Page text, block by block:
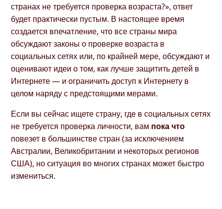
странах не требуется проверка возраста?», ответ
будет практически пустым. В настоящее время
создается впечатление, что все страны мира
обсуждают законы о проверке возраста в
социальных сетях или, по крайней мере, обсуждают и
оценивают идеи о том, как лучше защитить детей в
Интернете — и ограничить доступ к Интернету в
целом наряду с предстоящими мерами.
Если вы сейчас ищете страну, где в социальных сетях
не требуется проверка личности, вам пока что
повезет в большинстве стран (за исключением
Австралии, Великобритании и некоторых регионов
США), но ситуация во многих странах может быстро
измениться.